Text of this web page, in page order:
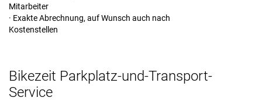
Mitarbeiter
· Exakte Abrechnung, auf Wunsch auch nach
Kostenstellen
Bikezeit Parkplatz-und-Transport-
Service